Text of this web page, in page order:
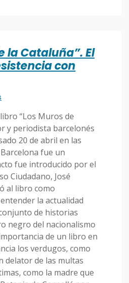
la Cataluña”. El
con
“Los Muros de
y periodista barcelonés
20 de abril en las
fue un
fue introducido por el
Ciudadano, José
al libro como
la actualidad
de historias
negro del nacionalismo
de un libro en
los verdugos, como
delator de las multas
como la madre que